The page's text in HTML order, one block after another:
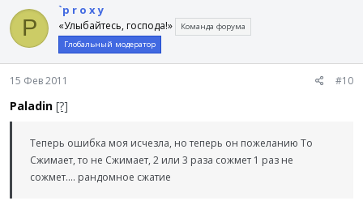
P
`p r o x y
«Улыбайтесь, господа!»
Команда форума
Глобальный модератор
15 Фев 2011 #10
Paladin [?]
Теперь ошибка моя исчезла, но теперь он пожеланию То
Сжимает, то не Сжимает, 2 или 3 раза сожмет 1 раз не
сожмет.... рандомное сжатие